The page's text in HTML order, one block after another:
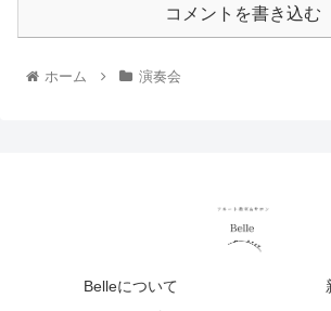
コメントを書き込む
ホーム 演奏会
Belleについて